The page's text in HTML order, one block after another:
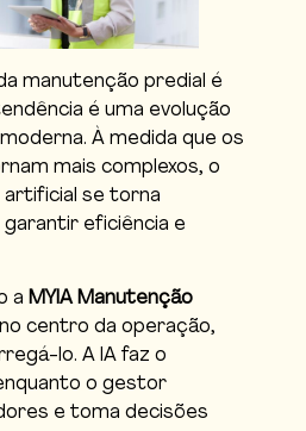
manutenção predial é
é uma evolução
À medida que os
mais complexos, o
artificial se torna
garantir eficiência e
a MYIA Manutenção
centro da operação,
lo. A IA faz o
o gestor
e toma decisões